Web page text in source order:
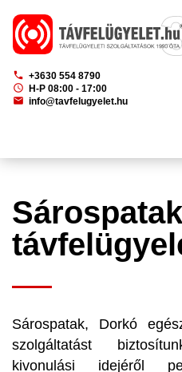
phone +3630 554 8790
schedule
H-P 08:00 - 17:00
mail info@tavfelugyelet.hu
Sárospatak, Dorkó
szolgáltatást
kivonulási idejéről